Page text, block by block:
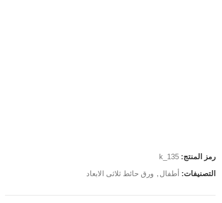
رمز المنتج:k_135
التصنيفات: أطفال , ورق حائط ثلاثى الابعاد